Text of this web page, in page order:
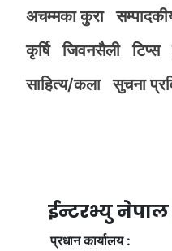
अचम्मका कुरा
कृर्षि
जिवनसैली टिप्स
साहित्य/कला
सुचना
ईन्टरभ्यु
प्रधान कार्यालय :